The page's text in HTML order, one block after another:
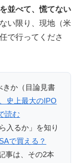
並べて、慌てない
い限り、現地（米
で行ってくださ
きか（目論見書
史上最大のIPO
読む
入るか」を知り
で買える？
事は、その2本